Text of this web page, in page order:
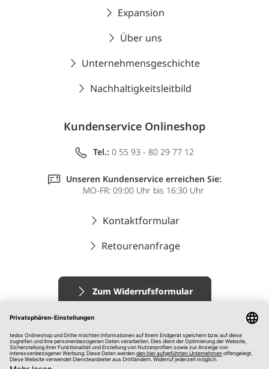
Expansion
Über uns
Unternehmensgeschichte
Nachhaltigkeitsleitbild
Kundenservice Onlineshop
Tel.: 0 55 93 - 80 29 77 12
Unseren Kundenservice erreichen Sie:
MO-FR: 09:00 Uhr bis 16:30 Uhr
Kontaktformular
Retourenanfrage
Zum Widerrufsformular
Impressum
AGB